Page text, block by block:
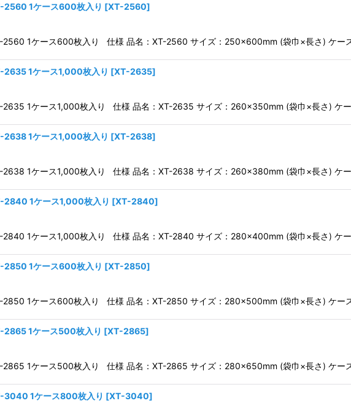
2560 1ケース600枚入り [XT-2560]
2560 1ケース600枚入り 仕様 品名：XT-2560 サイズ：250×600mm (袋巾×長さ) ケー
2635 1ケース1,000枚入り [XT-2635]
2635 1ケース1,000枚入り 仕様 品名：XT-2635 サイズ：260×350mm (袋巾×長さ) ケ
2638 1ケース1,000枚入り [XT-2638]
2638 1ケース1,000枚入り 仕様 品名：XT-2638 サイズ：260×380mm (袋巾×長さ) ケ
2840 1ケース1,000枚入り [XT-2840]
2840 1ケース1,000枚入り 仕様 品名：XT-2840 サイズ：280×400mm (袋巾×長さ) ケ
2850 1ケース600枚入り [XT-2850]
2850 1ケース600枚入り 仕様 品名：XT-2850 サイズ：280×500mm (袋巾×長さ) ケー
2865 1ケース500枚入り [XT-2865]
2865 1ケース500枚入り 仕様 品名：XT-2865 サイズ：280×650mm (袋巾×長さ) ケー
3040 1ケース800枚入り [XT-3040]